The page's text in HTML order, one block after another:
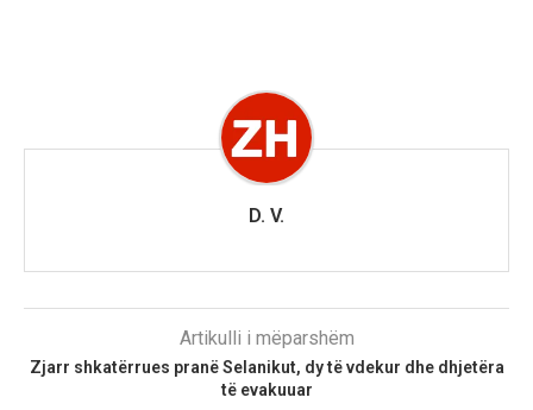
D. V.
Artikulli i mëparshëm
Zjarr shkatërrues pranë Selanikut, dy të vdekur dhe dhjetëra
të evakuuar